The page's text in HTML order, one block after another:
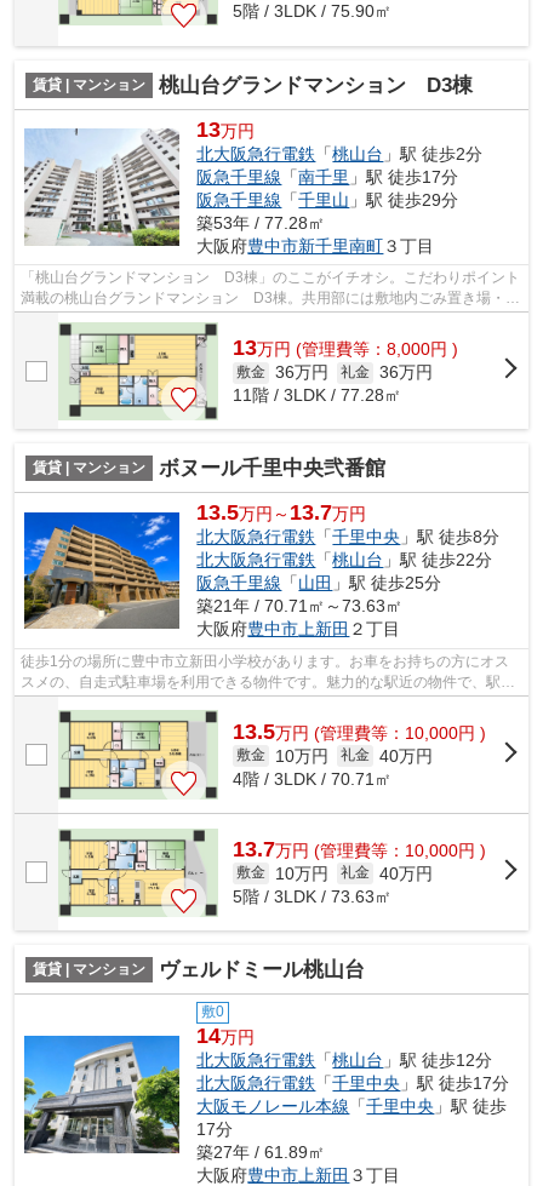
5階 / 3LDK / 75.90㎡
賃貸 | マンション 桃山台グランドマンション D3棟
13万円
北大阪急行電鉄 「桃山台 」駅 徒歩2分
阪急千里線 「南千里 」駅 徒歩17分
阪急千里線 「千里山 」駅 徒歩29分
築53年 / 77.28㎡
大阪府豊中市新千里南町３丁目
「桃山台グランドマンション D3棟」のここがイチオシ。こだわりポイント
満載の桃山台グランドマンション D3棟。共用部には敷地内ごみ置き場・エ
レベータ2基などが備わっておりとても...
13万円 (管理費等：8,000円 )
敷金 36万円 礼金 36万円
11階 / 3LDK / 77.28㎡
賃貸 | マンション ボヌール千里中央弐番館
13.5万円～ 13.7万円
北大阪急行電鉄 「千里中央 」駅 徒歩8分
北大阪急行電鉄 「桃山台 」駅 徒歩22分
阪急千里線 「山田 」駅 徒歩25分
築21年 / 70.71㎡～73.63㎡
大阪府豊中市上新田 ２丁目
徒歩1分の場所に豊中市立新田小学校があります。お車をお持ちの方にオス
スメの、自走式駐車場を利用できる物件です。魅力的な駅近の物件で、駅ま
13.5万円 (管理費等：10,000円 )
敷金 10万円 礼金 40万円
4階 / 3LDK / 70.71㎡
13.7万円 (管理費等：10,000円 )
敷金 10万円 礼金 40万円
5階 / 3LDK / 73.63㎡
賃貸 | マンション ヴェルドミール桃山台
敷0
14万円
北大阪急行電鉄 「桃山台 」駅 徒歩12分
北大阪急行電鉄 「千里中央 」駅 徒歩17分
大阪モノレール本線 「千里中央 」駅 徒歩
17分
築27年 / 61.89㎡
大阪府豊中市 上新田 ３丁目